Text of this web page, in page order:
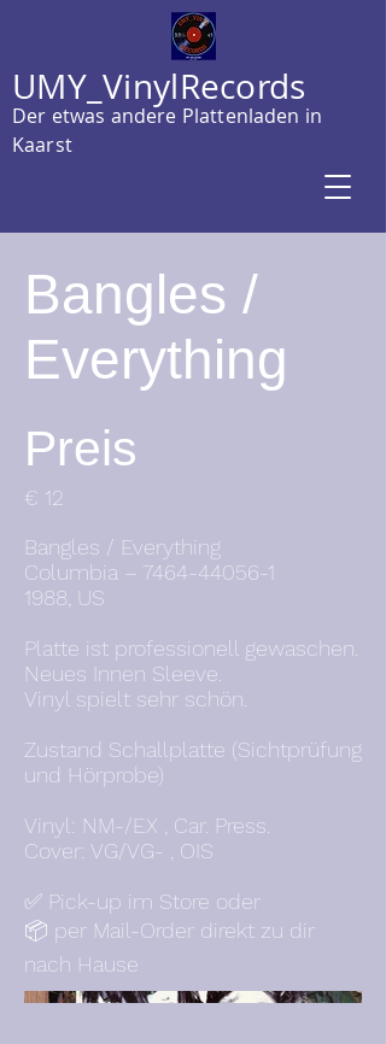
UMY_VinylRecords
Der etwas andere Plattenladen in
Kaarst
Bangles /
Everything
Preis
€ 12
Bangles / Everything
Columbia – 7464-44056-1
1988, US
Platte ist professionell gewaschen.
Neues Innen Sleeve.
Vinyl spielt sehr schön.
Zustand Schallplatte (Sichtprüfung
und Hörprobe)
Vinyl: NM-/EX , Car. Press.
Cover: VG/VG- , OIS
✅ Pick-up im Store oder
📦 per Mail-Order direkt zu dir
nach Hause